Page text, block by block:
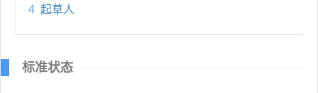
4 起草人
标准状态